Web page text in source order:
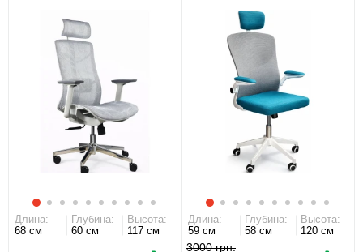
Длина:
68 см
Глубина:
60 см
Высота:
117 см
голубой
Длина:
59 см
Глубина:
58 см
Высота:
120 см
3000 грн.